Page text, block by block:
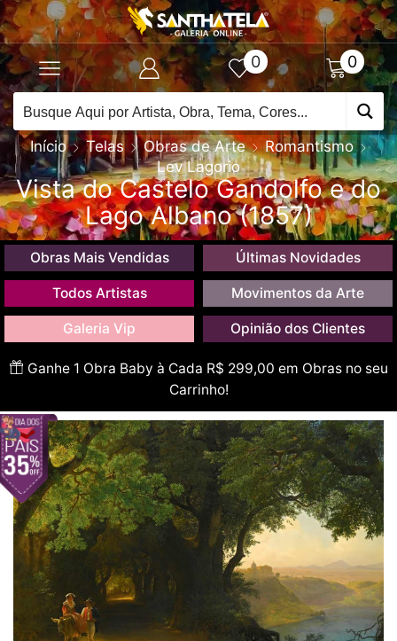
0 0
Início Telas Obras de Arte
Romantismo
Lev Lagorio
Vista do Castelo Gandolfo e do
Lago Albano (1857)
Obras Mais Vendidas Últimas Novidades
Todos Artistas Movimentos da Arte
Galeria Vip Opinião dos Clientes
Ganhe 1 Obra Baby à Cada R$ 299,00 em Obras no seu
Carrinho!